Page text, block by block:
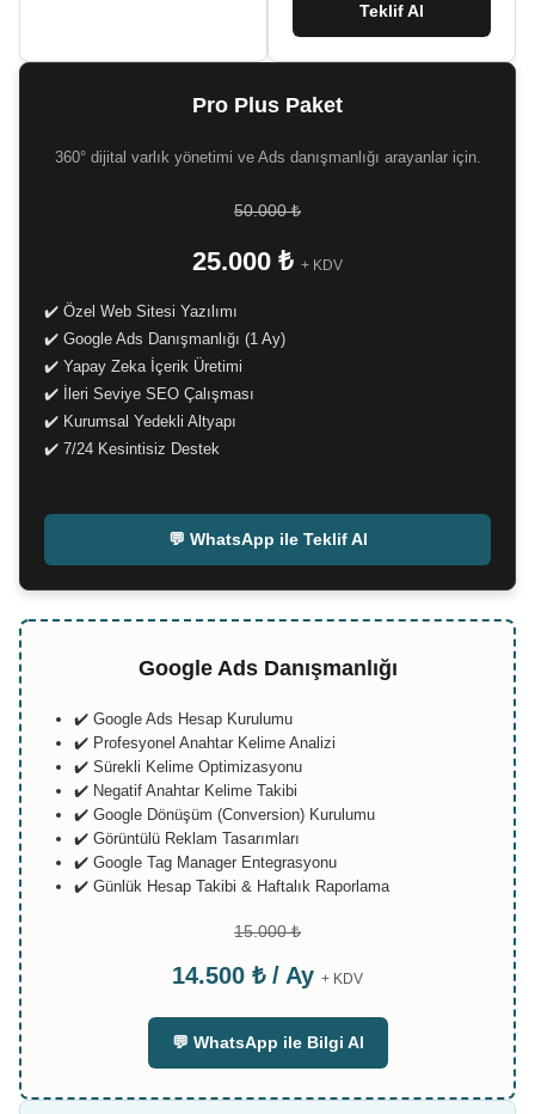
Teklif Al
Pro Plus Paket
360° dijital varlık yönetimi ve Ads danışmanlığı arayanlar için.
50.000 ₺
25.000 ₺ + KDV
✔️ Özel Web Sitesi Yazılımı
✔️ Google Ads Danışmanlığı (1 Ay)
✔️ Yapay Zeka İçerik Üretimi
✔️ İleri Seviye SEO Çalışması
✔️ Kurumsal Yedekli Altyapı
✔️ 7/24 Kesintisiz Destek
💬 WhatsApp ile Teklif Al
Google Ads Danışmanlığı
✔️ Google Ads Hesap Kurulumu
✔️ Profesyonel Anahtar Kelime Analizi
✔️ Sürekli Kelime Optimizasyonu
✔️ Negatif Anahtar Kelime Takibi
✔️ Google Dönüşüm (Conversion) Kurulumu
✔️ Görüntülü Reklam Tasarımları
✔️ Google Tag Manager Entegrasyonu
✔️ Günlük Hesap Takibi & Haftalık Raporlama
15.000 ₺
14.500 ₺ / Ay + KDV
💬 WhatsApp ile Bilgi Al